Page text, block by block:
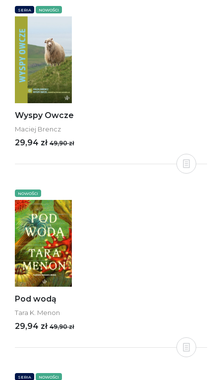
SERIA NOWOŚCI
Wyspy Owcze
Maciej Brencz
29,94 zł 49,90 zł
NOWOŚCI
Pod wodą
Tara K. Menon
29,94 zł 49,90 zł
SERIA NOWOŚCI